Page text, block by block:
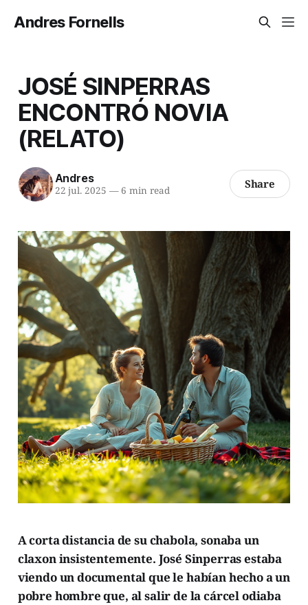
Andres Fornells
JOSÉ SINPERRAS
ENCONTRÓ NOVIA
(RELATO)
Andres
22 jul. 2025 —6 min read Share
A corta distancia de su chabola, sonaba un
claxon insistentemente. José Sinperras estaba
viendo un documental que le habían hecho a un
pobre hombre que, al salir de la cárcel odiaba